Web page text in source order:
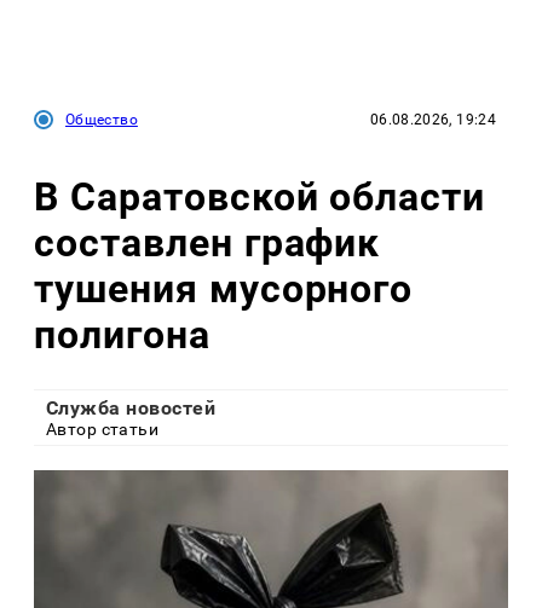
Общество 06.08.2026, 19:24
В Саратовской области
составлен график
тушения мусорного
полигона
Служба новостей
Автор статьи